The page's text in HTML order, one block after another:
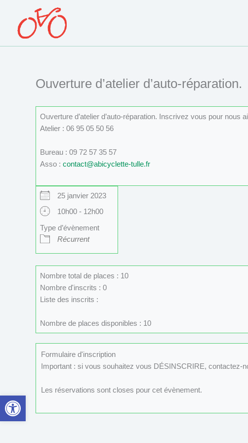
Ouvrir la barre d’outils
contenu
Ouverture d’atelier d’auto-réparation.
Ouverture d’atelier d’auto-réparation. Inscrivez vous pour
Atelier : 06 95 05 50 56
Bureau : 09 72 57 35 57
Asso : contact@abicyclette-tulle.fr
25 janvier 2023
10h00 - 12h00
Type d’évènement
Récurrent
Nombre total de places : 10
Nombre d'inscrits : 0
Liste des inscrits :
Nombre de places disponibles : 10
Formulaire d'inscription
Important : si vous souhaitez vous DÉSINSCRIRE, contactez-
Les réservations sont closes pour cet évènement.